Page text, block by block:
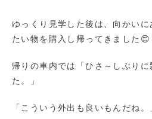
ゆっくり見学した後は、向かい
たい物を購入し帰ってきました😊
帰りの車内では「ひさ～しぶり
た。」
「こういう外出も良いもんだね